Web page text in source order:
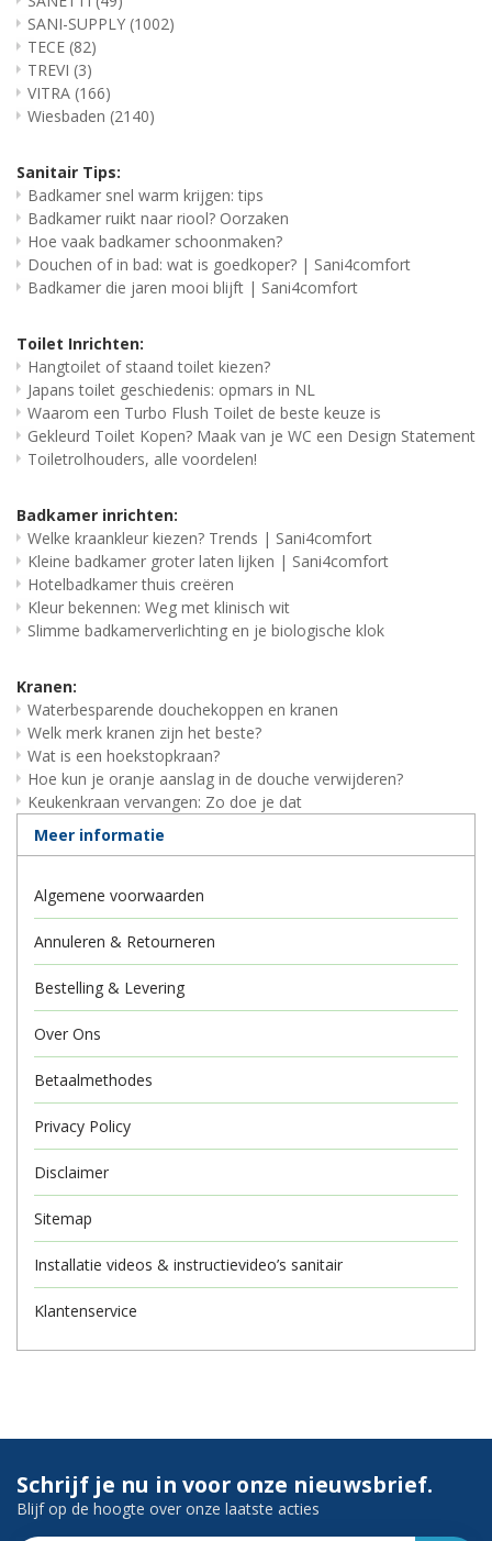
SANI-SUPPLY (1002)
TECE (82)
TREVI (3)
VITRA (166)
Wiesbaden (2140)
Sanitair Tips:
Badkamer snel warm krijgen: tips
Badkamer ruikt naar riool? Oorzaken
Hoe vaak badkamer schoonmaken?
Douchen of in bad: wat is goedkoper? | Sani4comfort
Badkamer die jaren mooi blijft | Sani4comfort
Toilet Inrichten:
Hangtoilet of staand toilet kiezen?
Japans toilet geschiedenis: opmars in NL
Waarom een Turbo Flush Toilet de beste keuze is
Gekleurd Toilet Kopen? Maak van je WC een Design Statement
Toiletrolhouders, alle voordelen!
Badkamer inrichten:
Welke kraankleur kiezen? Trends | Sani4comfort
Kleine badkamer groter laten lijken | Sani4comfort
Hotelbadkamer thuis creëren
Kleur bekennen: Weg met klinisch wit
Slimme badkamerverlichting en je biologische klok
Kranen:
Waterbesparende douchekoppen en kranen
Welk merk kranen zijn het beste?
Wat is een hoekstopkraan?
Hoe kun je oranje aanslag in de douche verwijderen?
Keukenkraan vervangen: Zo doe je dat
Meer informatie
Algemene voorwaarden
Annuleren & Retourneren
Bestelling & Levering
Over Ons
Betaalmethodes
Privacy Policy
Disclaimer
Sitemap
Installatie videos & instructievideo’s sanitair
Klantenservice
Schrijf je nu in voor onze nieuwsbrief.
Blijf op de hoogte over onze laatste acties